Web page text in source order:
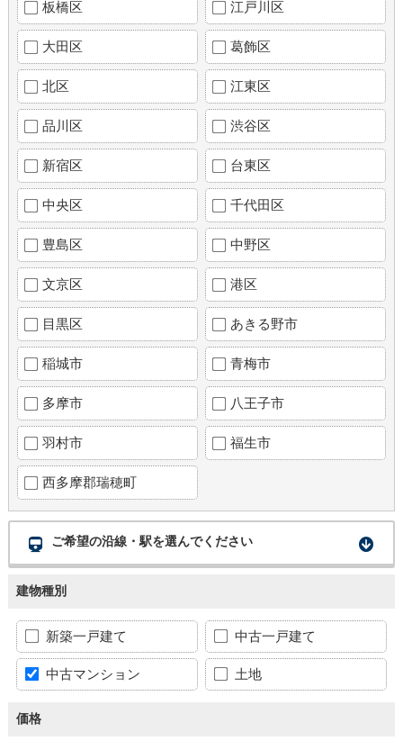
板橋区 江戸川区
大田区 葛飾区
北区 江東区
品川区 渋谷区
新宿区 台東区
中央区 千代田区
豊島区 中野区
文京区 港区
目黒区 あきる野市
稲城市 青梅市
多摩市 八王子市
羽村市 福生市
西多摩郡瑞穂町
ご希望の沿線・駅を選んでください
建物種別
新築一戸建て 中古一戸建て
中古マンション 土地
価格